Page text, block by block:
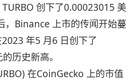
创下了0.00023015 美
，Binance 上市的传闻开始蔓
年5 月6 日创下了
历史新高。
在CoinGecko 上的市值